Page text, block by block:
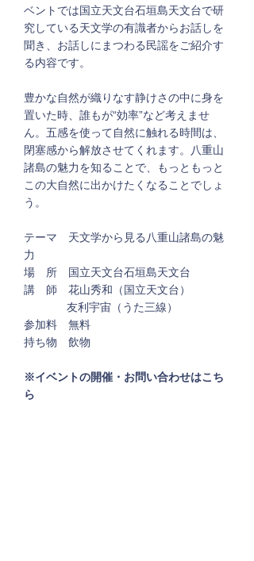
ベントでは国立天文台石垣島天文台で研
究している天文学の有識者からお話しを
聞き、お話しにまつわる民謡をご紹介す
る内容です。
豊かな自然が織りなす静けさの中に身を
置いた時、誰もが“効率”など考えませ
ん。五感を使って自然に触れる時間は、
閉塞感から解放させてくれます。八重山
諸島の魅力を知ることで、もっともっと
この大自然に出かけたくなることでしょ
う。
テーマ 天文学から見る八重山諸島の魅
力
場 所 国立天文台石垣島天文台
講 師 花山秀和（国立天文台）
友利宇宙（うた三線）
参加料 無料
持ち物 飲物
※イベントの開催・お問い合わせはこち
ら